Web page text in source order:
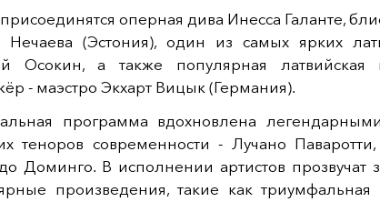
оперная дива Инесса Галанте,
(Эстония), один из самых ярких
Осокин, а также популярная латвийская
- маэстро Экхарт Вицык (Германия).
программа вдохновлена
теноров современности - Лучано
Доминго. В исполнении артистов прозвучат
произведения, такие как триумфальная